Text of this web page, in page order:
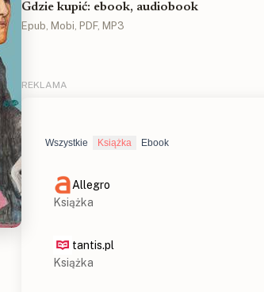
Gdzie kupić: ebook, audiobook
Epub, Mobi, PDF, MP3